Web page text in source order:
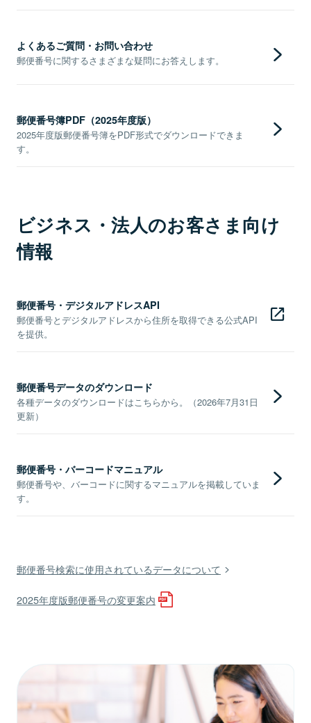
よくあるご質問・お問い合わせ
郵便番号に関するさまざまな疑問にお答えします。
郵便番号簿PDF（2025年度版）
2025年度版郵便番号簿をPDF形式でダウンロードできま
す。
ビジネス・法人のお客さま向け
情報
郵便番号・デジタルアドレスAPI
郵便番号とデジタルアドレスから住所を取得できる公式API
を提供。
郵便番号データのダウンロード
各種データのダウンロードはこちらから。（2026年7月31日
更新）
郵便番号・バーコードマニュアル
郵便番号や、バーコードに関するマニュアルを掲載していま
す。
郵便番号検索に使用されているデータについて
2025年度版郵便番号の変更案内